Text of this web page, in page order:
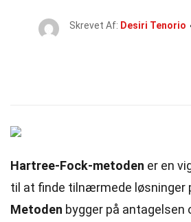
Skrevet Af: Desiri Tenorio
Hartree-Fock-metoden er en
til at finde tilnærmede løsninger
Metoden bygger på